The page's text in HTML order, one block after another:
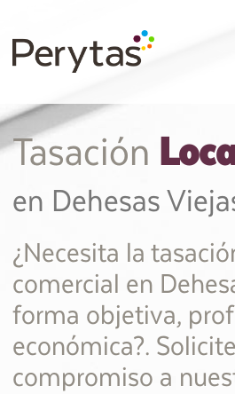
Tasación
en Dehesas
¿Necesita la
comercial en
forma objetiva,
económica?.
compromiso a